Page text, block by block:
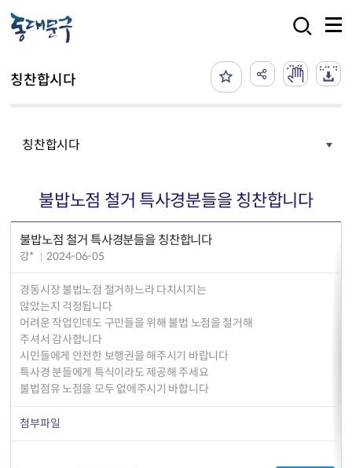
칭찬합시다
칭찬합시다
불밥노점 철거 특사경분들을 칭찬합니다
불밥노점 철거 특사경분들을 칭찬합니다
강* 2024-06-05
경동시장 불법노점 철거하느라 다치시지는
않았는지 걱정됩니다
어려운 작업인데도 구민들을 위해 불법 노점을 철거해
주셔서 감사합니다
시민들에게 안전한 보행권을 해주시기 바랍니다
특사경 분들에게 특식이라도 제공해 주세요
불법점유 노점을 모두 없애주시기 바합니다
첨부파일